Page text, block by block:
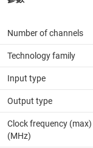
Number of channels
Technology family
Input type
Output type
Clock frequency (max)
(MHz)